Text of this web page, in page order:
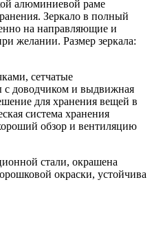
алюминиевой раме
Зеркало в полный
на направляющие и
желании. Размер зеркала:
сетчатые
доводчиком и выдвижная
для хранения вещей в
система хранения
обзор и вентиляцию
стали, окрашена
окраски, устойчива